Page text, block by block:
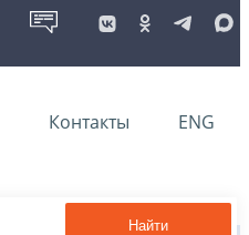
Контакты ENG
Найти